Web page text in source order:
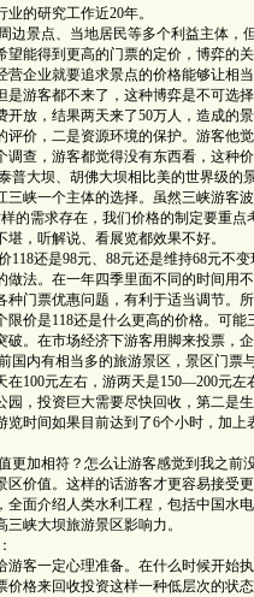
的研究工作近20年。
景点、当地居民等多个利益主体，
能得到更高的门票的定价，博弈的
企业就要追求景点的价格能够让相
是游客都不来了，这种博弈是不可选
开放，结果两天来了50万人，造成的
价，二是资源环境的保护。游客他
查，游客都觉得没有东西看，这种
大坝、胡佛大坝相比美的世界级的
峡一个主体的选择。虽然三峡游客
的需求存在，我们价格的制定要重
，听解说、看展览都效果不好。
还是98元、88元还是维持68元不
法。在一年四季里面不同的时间用
门票优惠问题，有利于适当调节。
价是118还是什么更高的价格。可
。在市场经济下游客用脚来投票，
内有相当多的旅游景区，景区门票
100元左右，游两天是150—200元
，投资巨大需要尽快回收，第二是
时间如果目前达到了6个小时，加
加相符？怎么让游客感觉到我之前
价值。这样的话游客才更容易接受
面介绍人类水利工程，包括中国水
峡大坝旅游景区影响力。
一定心理准备。在什么时候开始
来回收投资这样一种低层次的状态